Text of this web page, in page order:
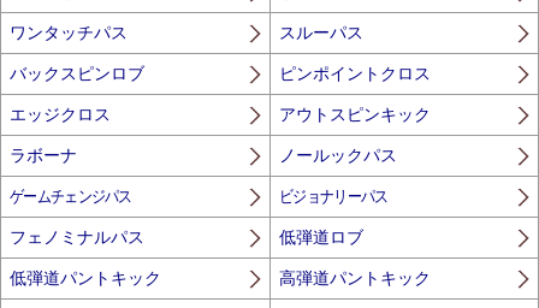
ワンタッチパス スルーパス
バックスピンロブ ピンポイントクロス
エッジクロス アウトスピンキック
ラボーナ ノールックパス
ゲームチェンジパス ビジョナリーパス
フェノミナルパス 低弾道ロブ
低弾道パントキック 高弾道パントキック